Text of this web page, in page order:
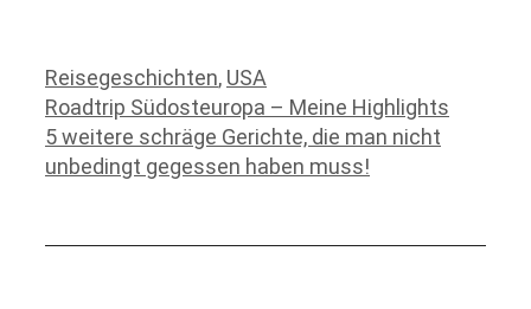
Kategorien
Reisegeschichten, USA
Roadtrip Südosteuropa – Meine Highlights
5 weitere schräge Gerichte, die man nicht
unbedingt gegessen haben muss!